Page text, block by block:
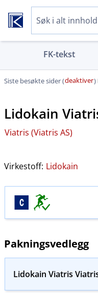
FK-tekst
Siste besøkte sider (deaktiver)
Lidokain
Viatris (Viatris AS)
Virkestoff: Lidokain
Pakningsvedlegg
Lidokain Viatris